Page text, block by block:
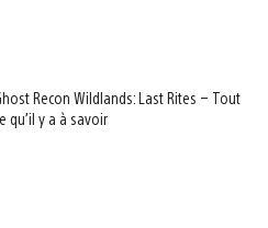
Recon Wildlands: Last Rites – Tout
qu’il y a à savoir